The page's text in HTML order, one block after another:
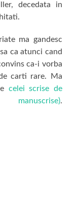
decedata in
ma gandesc
ca atunci cand
ca-i vorba
carti rare. Ma
celei scrise de
.